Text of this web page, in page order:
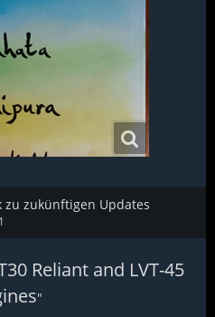
zukünftigen Updates
Reliant and LVT-45
"